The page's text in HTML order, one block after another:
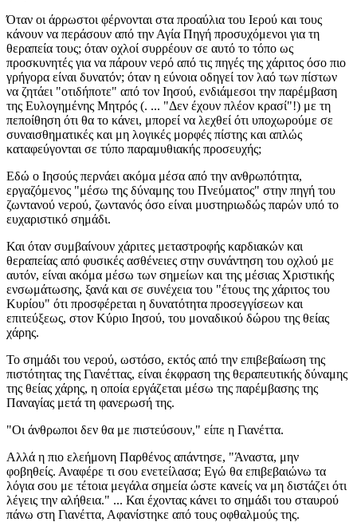
Όταν οι άρρωστοι φέρνονται στα προαύλια του Ιερού και τους
κάνουν να περάσουν από την Αγία Πηγή προσυχόμενοι για τη
θεραπεία τους; όταν οχλοί συρρέουν σε αυτό το τόπο ως
προσκυνητές για να πάρουν νερό από τις πηγές της χάριτος όσο πιο
γρήγορα είναι δυνατόν; όταν η εύνοια οδηγεί τον λαό των πίστων
να ζητάει "οτιδήποτε" από τον Ιησού, ενδιάμεσοι την παρέμβαση
της Ευλογημένης Μητρός (. ... "Δεν έχουν πλέον κρασί"!) με τη
πεποίθηση ότι θα το κάνει, μπορεί να λεχθεί ότι υποχωρούμε σε
συναισθηματικές και μη λογικές μορφές πίστης και απλώς
καταφεύγονται σε τύπο παραμυθιακής προσευχής;
Εδώ ο Ιησούς περνάει ακόμα μέσα από την ανθρωπότητα,
εργαζόμενος "μέσω της δύναμης του Πνεύματος" στην πηγή του
ζωντανού νερού, ζωντανός όσο είναι μυστηριωδώς παρών υπό το
ευχαριστικό σημάδι.
Και όταν συμβαίνουν χάριτες μεταστροφής καρδιακών και
θεραπείας από φυσικές ασθένειες στην συνάντηση του οχλού με
αυτόν, είναι ακόμα μέσω των σημείων και της μέσιας Χριστικής
ενσωμάτωσης, ξανά και σε συνέχεια του "έτους της χάριτος του
Κυρίου" ότι προσφέρεται η δυνατότητα προσεγγίσεων και
επιτεύξεως, στον Κύριο Ιησού, του μοναδικού δώρου της θείας
χάρης.
Το σημάδι του νερού, ωστόσο, εκτός από την επιβεβαίωση της
πιστότητας της Γιανέττας, είναι έκφραση της θεραπευτικής δύναμης
της θείας χάρης, η οποία εργάζεται μέσω της παρέμβασης της
Παναγίας μετά τη φανερωσή της.
"Οι άνθρωποι δεν θα με πιστεύσουν," είπε η Γιανέττα.
Αλλά η πιο ελεήμονη Παρθένος απάντησε, "Άναστα, μην
φοβηθείς. Αναφέρε τι σου ενετείλασα; Εγώ θα επιβεβαιώνω τα
λόγια σου με τέτοια μεγάλα σημεία ώστε κανείς να μη διστάζει ότι
λέγεις την αλήθεια." ... Και έχοντας κάνει το σημάδι του σταυρού
πάνω στη Γιανέττα, Αφανίστηκε από τους οφθαλμούς της.